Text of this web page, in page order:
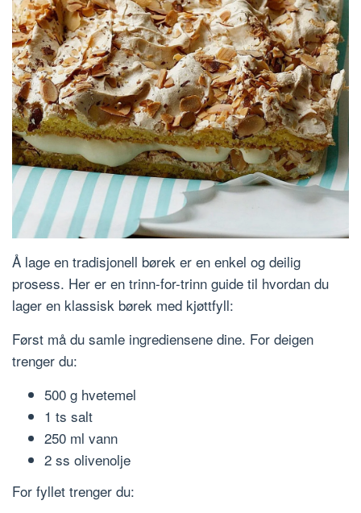
Å lage en tradisjonell børek er en enkel og deilig
prosess. Her er en trinn-for-trinn guide til hvordan du
lager en klassisk børek med kjøttfyll:
Først må du samle ingrediensene dine. For deigen
trenger du:
500 g hvetemel
1 ts salt
250 ml vann
2 ss olivenolje
For fyllet trenger du: